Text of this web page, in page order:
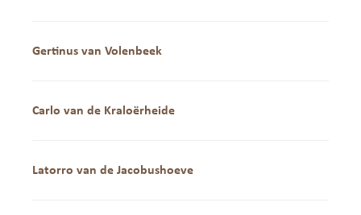
Gertinus van Volenbeek
Carlo van de Kraloërheide
Latorro van de Jacobushoeve